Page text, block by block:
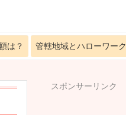
は？ 管轄地域とハローワーク
スポンサーリンク